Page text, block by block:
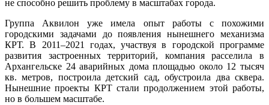
не способно решить проблему в масштабах города.
Группа Аквилон уже имела опыт работы с похожими
городскими задачами до появления нынешнего механизма
КРТ. В 2011–2021 годах, участвуя в городской программе
развития застроенных территорий, компания расселила в
Архангельске 24 аварийных дома площадью около 12 тысяч
кв. метров, построила детский сад, обустроила два сквера.
Нынешние проекты КРТ стали продолжением этой работы,
но в большем масштабе.